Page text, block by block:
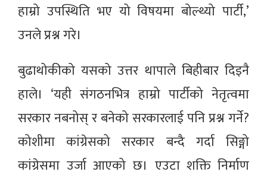
हाम्रो उपस्थिति भए यो विषयमा बोल्थ्यो पार्टी,’
उनले प्रश्न गरे।
बुढाथोकीको यसको उत्तर थापाले बिहीबार दिइनै
हाले। ‘यही संगठनभित्र हाम्रो पार्टीको नेतृत्वमा
सरकार नबनोस् र बनेको सरकारलाई पनि प्रश्न गर्ने?
कोशीमा कांग्रेसको सरकार बन्दै गर्दा सिङ्गो
कांग्रेसमा उर्जा आएको छ। एउटा शक्ति निर्माण